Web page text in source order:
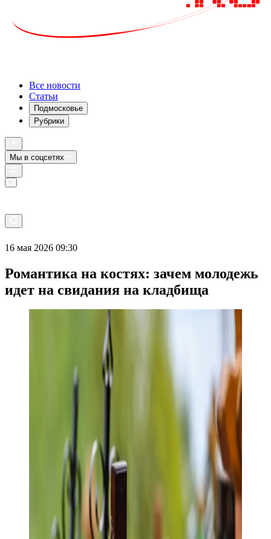
Все новости
Статьи
Подмосковье
Рубрики
Мы в соцсетях
16 мая 2026 09:30
Романтика на костях: зачем молодежь
идет на свидания на кладбища